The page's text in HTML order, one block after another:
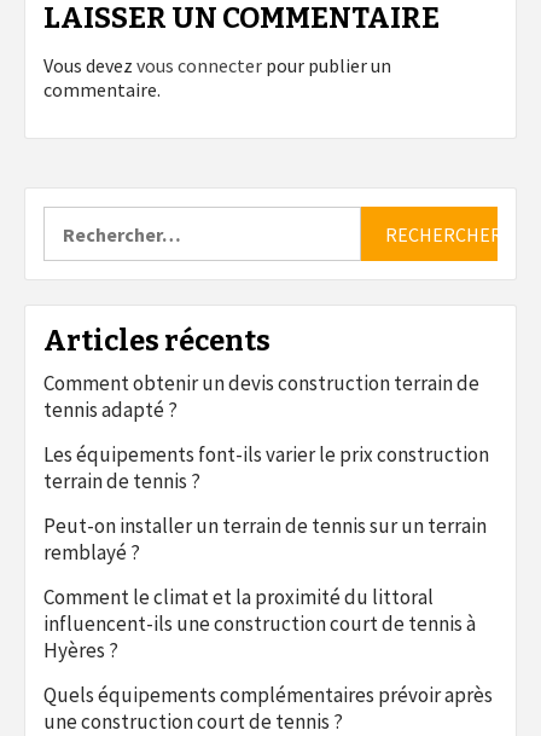
LAISSER UN COMMENTAIRE
Vous devez vous connecter pour publier un
commentaire.
Articles récents
Comment obtenir un devis construction terrain de
tennis adapté ?
Les équipements font-ils varier le prix construction
terrain de tennis ?
Peut-on installer un terrain de tennis sur un terrain
remblayé ?
Comment le climat et la proximité du littoral
influencent-ils une construction court de tennis à
Hyères ?
Quels équipements complémentaires prévoir après
une construction court de tennis ?